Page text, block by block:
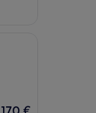
Der